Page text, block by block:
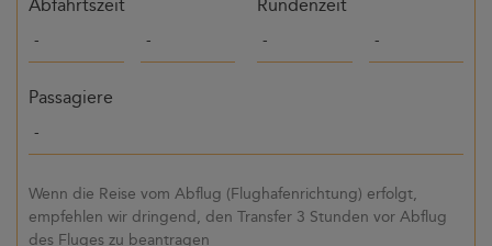
Abfahrtszeit Rundenzeit
Passagiere
Wenn die Reise vom Abflug (Flughafenrichtung) erfolgt,
empfehlen wir dringend, den Transfer 3 Stunden vor Abflug
des Fluges zu beantragen